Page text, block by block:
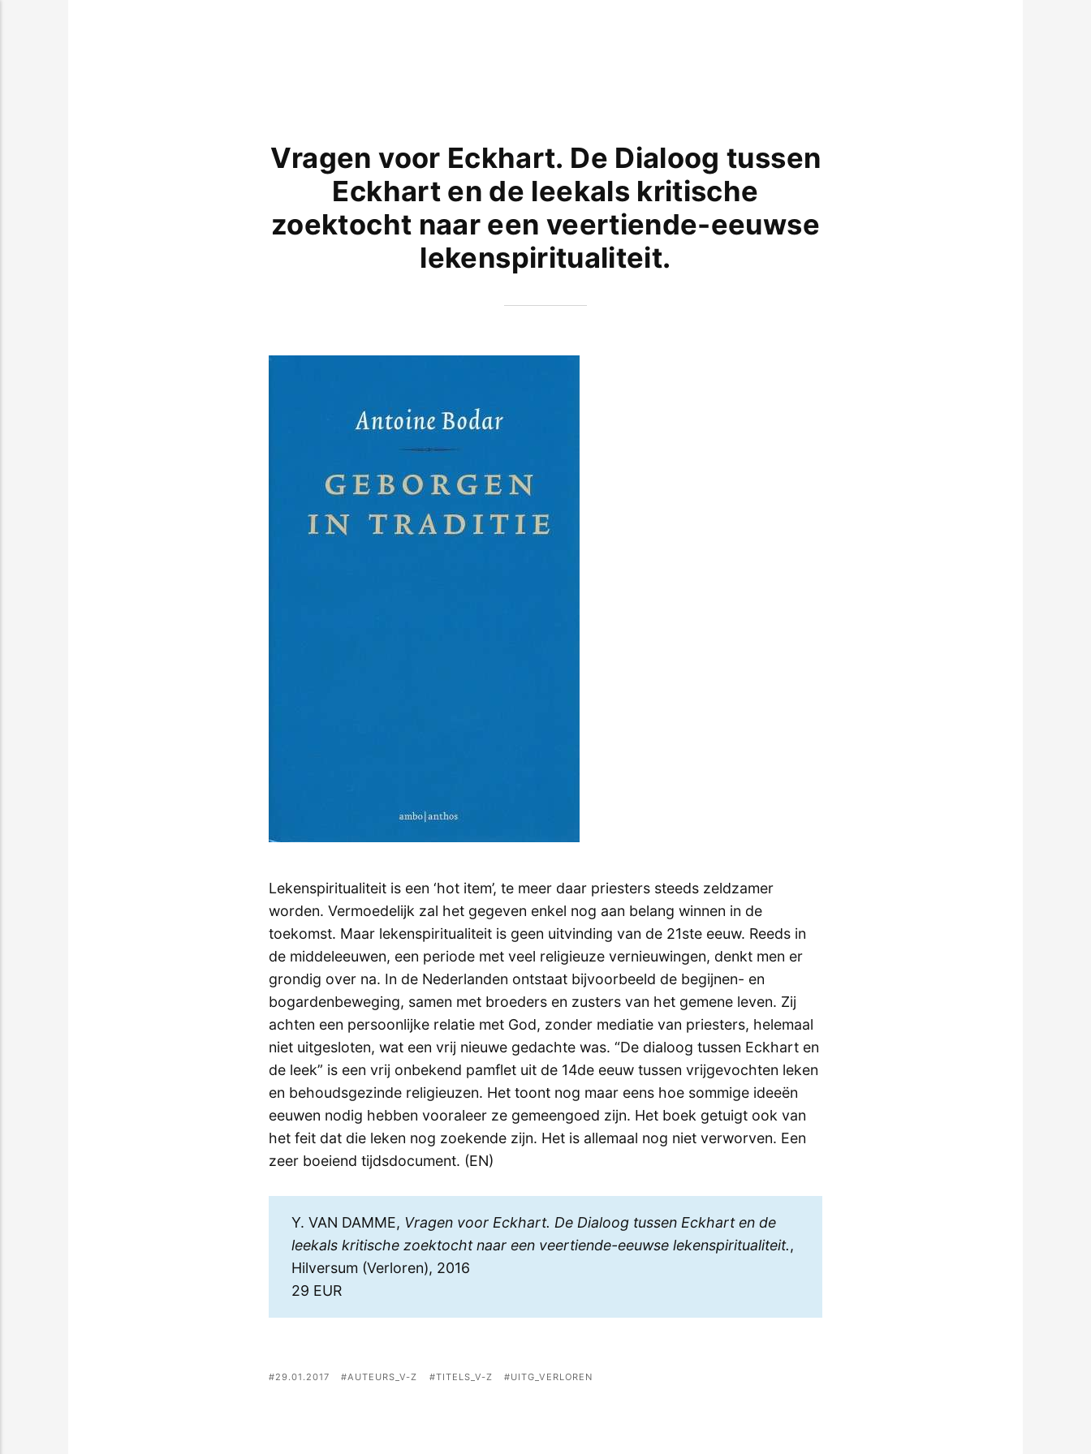
Vragen voor Eckhart. De Dialoog tussen
Eckhart en de leekals kritische
zoektocht naar een veertiende-eeuwse
lekenspiritualiteit.
Lekenspiritualiteit is een ‘hot item’, te meer daar priesters steeds zeldzamer
worden. Vermoedelijk zal het gegeven enkel nog aan belang winnen in de
toekomst. Maar lekenspiritualiteit is geen uitvinding van de 21ste eeuw. Reeds in
de middeleeuwen, een periode met veel religieuze vernieuwingen, denkt men er
grondig over na. In de Nederlanden ontstaat bijvoorbeeld de begijnen- en
bogardenbeweging, samen met broeders en zusters van het gemene leven. Zij
achten een persoonlijke relatie met God, zonder mediatie van priesters, helemaal
niet uitgesloten, wat een vrij nieuwe gedachte was. “De dialoog tussen Eckhart en
de leek” is een vrij onbekend pamflet uit de 14de eeuw tussen vrijgevochten leken
en behoudsgezinde religieuzen. Het toont nog maar eens hoe sommige ideeën
eeuwen nodig hebben vooraleer ze gemeengoed zijn. Het boek getuigt ook van
het feit dat die leken nog zoekende zijn. Het is allemaal nog niet verworven. Een
zeer boeiend tijdsdocument. (EN)
Y. VAN DAMME, Vragen voor Eckhart. De Dialoog tussen Eckhart en de
leekals kritische zoektocht naar een veertiende-eeuwse lekenspiritualiteit.,
Hilversum (Verloren), 2016
29 EUR
29.01.2017 AUTEURS_V-Z TITELS_V-Z UITG_VERLOREN